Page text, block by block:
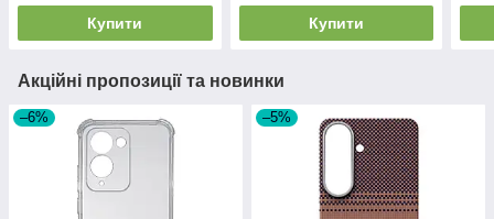
Купити Купити
Акційні пропозиції та новинки
–6% –5%